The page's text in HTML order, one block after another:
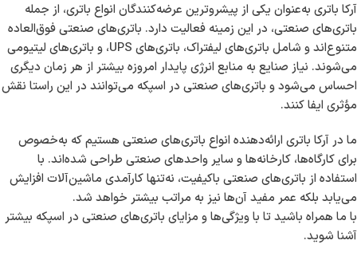
آرکا باتری به‌عنوان یکی از پیشروترین عرضه‌کنندگان انواع باتری، از جمله
باتری‌های صنعتی، در این زمینه فعالیت دارد. باتری‌های صنعتی فوق‌العاده
متنوع‌اند و شامل باتری‌های لیفتراک، باتری‌های UPS، و باتری‌های لیتیومی
می‌شوند. نیاز صنایع به منابع انرژی پایدار امروزه بیشتر از هر زمان دیگری
احساس می‌شود و باتری‌های صنعتی در اسپکه می‌توانند در این راستا نقش
مؤثری ایفا کنند.
ما در آرکا باتری ارائه‌دهنده انواع باتری‌های صنعتی هستیم که به‌خصوص
برای کارگاه‌ها، کارخانه‌ها و سایر واحدهای صنعتی طراحی شده‌اند. با
استفاده از باتری‌های صنعتی باکیفیت، نه‌تنها کارآمدی ماشین‌آلات افزایش
می‌یابد بلکه عمر مفید آن‌ها نیز به مراتب بیشتر خواهد شد.
با ما همراه باشید تا با ویژگی‌ها و مزایای باتری‌های صنعتی در اسپکه بیشتر
آشنا شوید.